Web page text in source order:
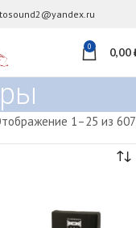
0 0,00
1–25 из 607